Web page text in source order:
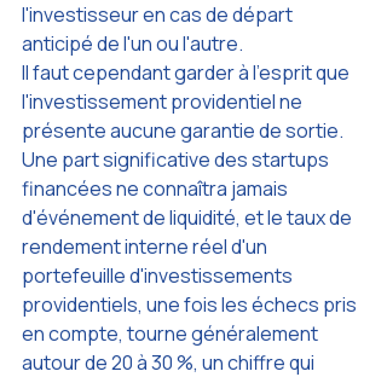
l'investisseur en cas de départ
anticipé de l'un ou l'autre.
Il faut cependant garder à l'esprit que
l'investissement providentiel ne
présente aucune garantie de sortie.
Une part significative des startups
financées ne connaîtra jamais
d'événement de liquidité, et le taux de
rendement interne réel d'un
portefeuille d'investissements
providentiels, une fois les échecs pris
en compte, tourne généralement
autour de 20 à 30 %, un chiffre qui